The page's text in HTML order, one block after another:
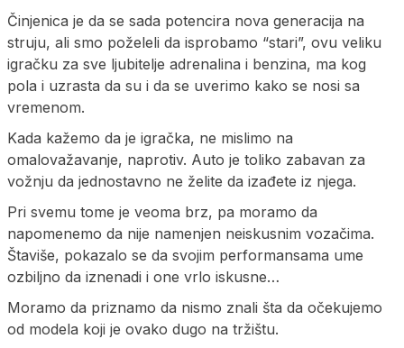
Činjenica je da se sada potencira nova generacija na
struju, ali smo poželeli da isprobamo “stari”, ovu veliku
igračku za sve ljubitelje adrenalina i benzina, ma kog
pola i uzrasta da su i da se uverimo kako se nosi sa
vremenom.
Kada kažemo da je igračka, ne mislimo na
omalovažavanje, naprotiv. Auto je toliko zabavan za
vožnju da jednostavno ne želite da izađete iz njega.
Pri svemu tome je veoma brz, pa moramo da
napomenemo da nije namenjen neiskusnim vozačima.
Štaviše, pokazalo se da svojim performansama ume
ozbiljno da iznenadi i one vrlo iskusne…
Moramo da priznamo da nismo znali šta da očekujemo
od modela koji je ovako dugo na tržištu.